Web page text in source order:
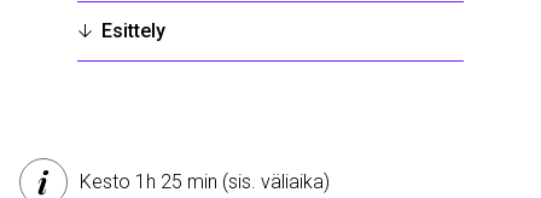
Esittely
Kesto 1h 25 min (sis. väliaika)